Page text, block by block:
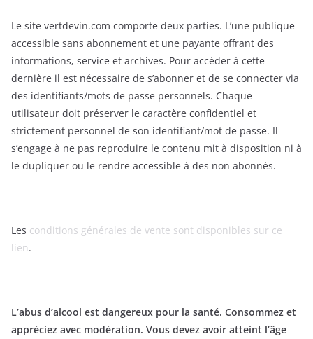
Le site vertdevin.com comporte deux parties. L’une publique
accessible sans abonnement et une payante offrant des
informations, service et archives. Pour accéder à cette
dernière il est nécessaire de s’abonner et de se connecter via
des identifiants/mots de passe personnels. Chaque
utilisateur doit préserver le caractère confidentiel et
strictement personnel de son identifiant/mot de passe. Il
s’engage à ne pas reproduire le contenu mit à disposition ni à
le dupliquer ou le rendre accessible à des non abonnés.
Les conditions générales de vente sont disponibles sur ce
lien.
L’abus d’alcool est dangereux pour la santé. Consommez et
appréciez avec modération. Vous devez avoir atteint l’âge